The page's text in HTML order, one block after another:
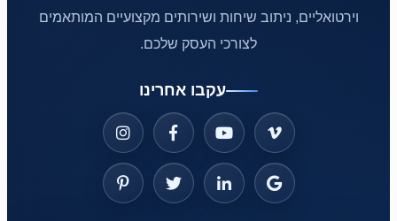
וירטואליים, ניתוב שיחות ושירותים מקצועיים המותאמים
לצורכי העסק שלכם.
עקבו אחרינו